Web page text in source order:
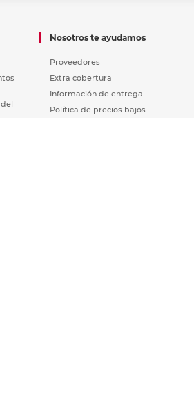
Nosotros te ayudamos
Proveedores
Extra cobertura
Información de entrega
Política de precios bajos